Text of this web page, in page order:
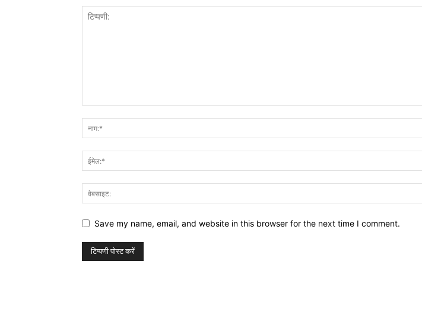
Save my name, email, and website in this browser for the next time I comment.